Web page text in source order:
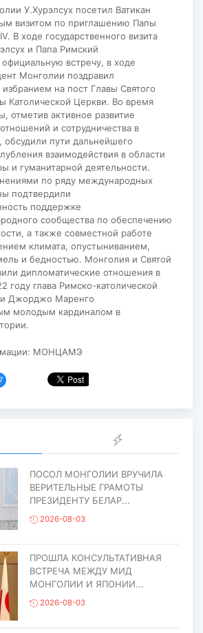
У.Хурэлсух посетил Ватикан
визитом по приглашению Папы
В ходе государственного визита
и Папа Римский
встречу, в ходе
Монголии поздравил
на пост Главы Святого
Католической Церкви. Во время
отметив активное развитие
и сотрудничества в
обсудили пути дальнейшего
взаимодействия в области
и гуманитарной деятельности.
по ряду международных
подтвердили
поддержке
сообщества по обеспечению
а также совместной работе
климата, опустыниванием,
и бедностью. Монголия и Святой
дипломатические отношения в
году глава Римско-католической
Джорджо Маренго
молодым кардиналом в
МОНЦАМЭ
ПОСОЛ МОНГОЛИИ ВРУЧИЛА
ВЕРИТЕЛЬНЫЕ ГРАМОТЫ
ПРЕЗИДЕНТУ БЕЛАР...
2026-08-03
ПРОШЛА КОНСУЛЬТАТИВНАЯ
ВСТРЕЧА МЕЖДУ МИД
МОНГОЛИИ И ЯПОНИИ...
2026-08-03